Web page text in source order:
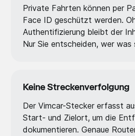
Private Fahrten können per
Face ID geschützt werden.
Authentifizierung bleibt der
Nur Sie entscheiden, wer was
Keine Streckenverfolgung
Der Vimcar-Stecker erfasst
Start- und Zielort, um die
dokumentieren. Genaue